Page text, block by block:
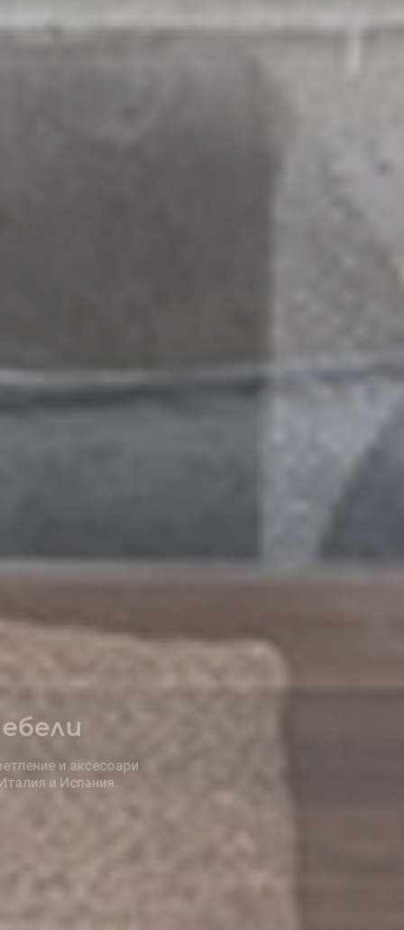
Елегантни
Решения за дома
заведението, офиса и градината.